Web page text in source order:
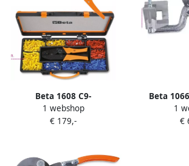
Beta 1608 C9-
Kabelschoentang + 450
Terminals 016080045
1 webshop
€ 179,-
Beta
1
€